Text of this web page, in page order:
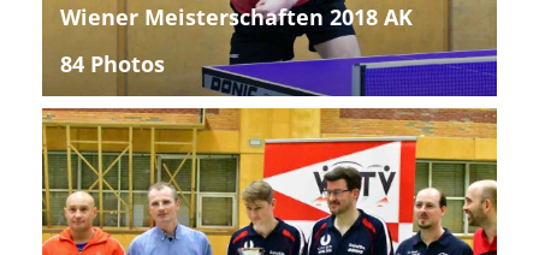
Wiener Meisterschaften 2018 AK
84 Photos